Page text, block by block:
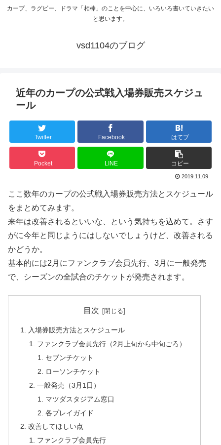
カープ、ラグビー、ドラマ「相棒」のことを中心に、いろいろ書いていきたい
と思います。
vsd1104のブログ
近年のカープの公式戦入場券販売スケジュ
ール
Twitter Facebook はてブ
Pocket LINE コピー
2019.11.09
ここ数年のカープの公式戦入場券販売方法とスケジュール
をまとめてみます。
来年は改善されるといいな、という気持ちを込めて。さす
がに今年と同じようにはしないでしょうけど、改善される
かどうか。
基本的には2月にファンクラブ会員先行、3月に一般発売
で、シーズンの全試合のチケットが発売されます。
目次
入場券販売方法とスケジュール
ファンクラブ会員先行（2月上旬から中旬ごろ）
セブンチケット
ローソンチケット
一般発売（3月1日）
マツダスタジアム窓口
各プレイガイド
改善してほしい点
ファンクラブ会員先行